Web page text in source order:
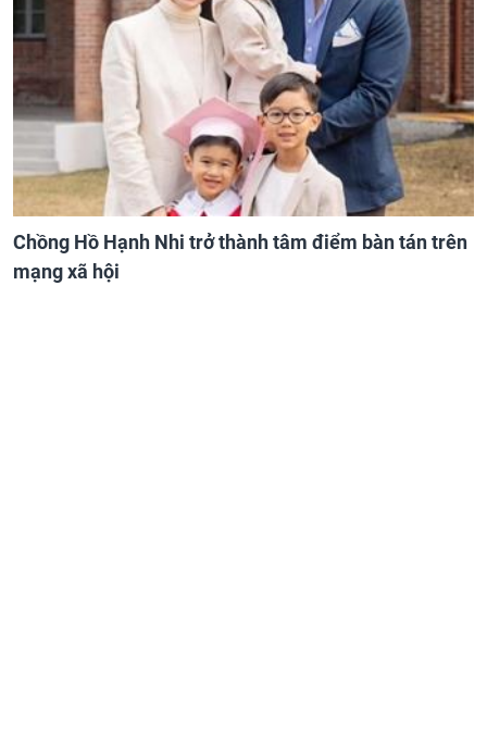
Chồng Hồ Hạnh Nhi trở thành tâm điểm bàn tán trên
mạng xã hội